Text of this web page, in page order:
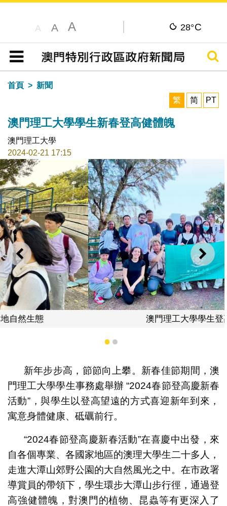
A A A 28°C
目錄
搜尋
首頁
新聞
繁
简 PT
澳門理工大學學生新春登高健體魄
澳門理工大學
2024-02-21 17:15
上一則 下一
澳門理工大學學生登高健體魄
1 2
新年步步高，節節向上攀。新春佳節期間，澳
門理工大學學生事務處舉辦 “2024春節登高慶新春
活動”，與學生以登高望遠的方式喜迎新年到來，
寓意身體健康、砥礪前行。
“2024春節登高慶新春活動”在喜慶中出發，來
自各個專業、各國家地區的澳理大學生二十多人，
走進大潭山郊野公園的大自然風光之中。在市政署
導賞員的帶領下，學生環步大潭山步行徑，通過登
高強健體魄，對澳門的植物、昆蟲等有更深入了